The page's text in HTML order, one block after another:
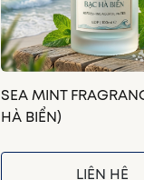
SEA MINT
HÀ BIỂN)
LIÊN HỆ